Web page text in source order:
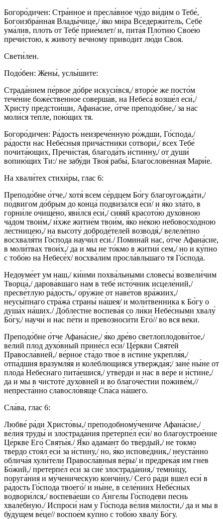
Богоро́дичен: Стра́нное и пресла́вное чу́до ви́дим о Тебе́,
Богоизбра́нная Влады́чице,/ я́ко ми́ра Вседержи́тель, Себе́
ума́лив, плоть от Тебе́ прие́млет/ и, пита́я Пло́тию Свое́ю
пречи́стою, к животу́ ве́чному приво́дит лю́ди Своя́.
Свети́лен.
Подо́бен: Жены́, услы́шите:
Страда́нием пе́рвое до́бре искуси́вся,/ второ́е же посто́м
тече́ние боже́ственное соверша́в, на Небеса́ возше́л еси́,/
Христу́ предстои́ши, Афана́сие, о́тче преподо́бне,/ за нас
моли́ся те́пле, пою́щих тя.
Богоро́дичен: Ра́дость неизрече́нную ро́ждши, Го́спода,/
ра́дости нас Небе́сныя прича́стники сотвори́,/ всех Тебе́
почита́ющих, Пречи́стая, благода́ть и́стинну,/ от души́
вопию́щих Ти:/ не забу́ди Твоя́ рабы́, Благослове́нная Мари́е.
На хвали́тех стихи́ры, глас 6:
Преподо́бне о́тче,/ хотя́ всем се́рдцем Бо́гу благоугожда́ти,/
по́двигом до́брым до конца́ подвиза́лся еси́/ и я́ко зла́то, в
горни́ле очище́но, яви́лся еси́,/ сия́яй красото́ю духо́вною
ча́дом твои́м,/ и́хже житие́м твои́м, я́ко не́кою небовосхо́дною
ле́стницею,/ на высоту́ доброде́телей возводя́,/ велеле́пно
восхваля́ти Го́спода научи́л еси́./ Помина́й нас, о́тче Афана́сие,
в моли́твах твои́х,/ да и мы не то́кмо в житии́ сем,/ но и ку́пно
с тобо́ю на Небесе́х/ восхва́лим просла́вльшаго тя Го́спода.
Недоуме́ет ум наш,/ ки́ими похва́льными словесы́ возвели́чим
Творца́,/ дарова́вшаго нам в тебе́ исто́чник исцеле́ний,/
пресве́тлую ра́дость,/ ору́жие от наве́тов вра́жиих,/
неусы́пнаго стра́жа страны́ на́шея/ и моли́твенника к Бо́гу о
душа́х на́ших./ До́блестне воспева́я со ли́ки Небе́сными хвалу́
Бо́гу,/ научи́ и нас пе́ти и превозноси́ти Его́// во вся ве́ки.
Преподо́бне о́тче Афана́сие,/ я́ко дре́во светлоплодови́тое,/
ве́лий плод духо́вный прине́сл еси́/ Це́ркви Святе́й
Правосла́вней,/ ве́рное ста́до твое́ в и́стине укрепля́я,/
отпа́дшия вразумля́я и коле́блющияся утвержда́я;/ зане́ ны́не от
плода́ Небе́снаго пита́ешися,/ утверди́ и нас в ве́ре и и́стине,/
да и мы в чистоте́ духо́вней и во благоче́стии поживе́м,//
непреста́нно славосло́вяще Спа́са на́шего.
Сла́ва, глас 6:
Любве́ ра́ди Христо́вы,/ преподобному́чениче Афана́сие,/
ве́лия труды́ и злострада́ния претерпе́л еси́/ во благоустрое́ние
Це́ркве Его́ Святы́я./ Я́ко адама́нт бо тве́рдый,/ не то́кмо
тве́рдо стоя́л еси́ за и́стину,/ но, я́ко испове́дник,/ неуста́нно
облича́я хули́тели Правосла́вныя ве́ры/ и предрека́я им гнев
Бо́жий,/ претерпе́л еси́ за сие́ злострада́ния,/ темни́цу,
поруга́ния и му́ченическую кончи́ну./ Сего́ ра́ди вшел еси́ в
ра́дость Го́спода твоего́/ и ны́не, в селе́ниих Небе́сных
водвори́лся,/ воспева́еши со А́нгелы Го́сподеви песнь
хвале́бную./ Испроси́ нам у Го́спода ве́лия ми́лости,/ да и мы в
бу́дущем ве́це// воспое́м ку́пно с тобо́ю хвалу́ Бо́гу.